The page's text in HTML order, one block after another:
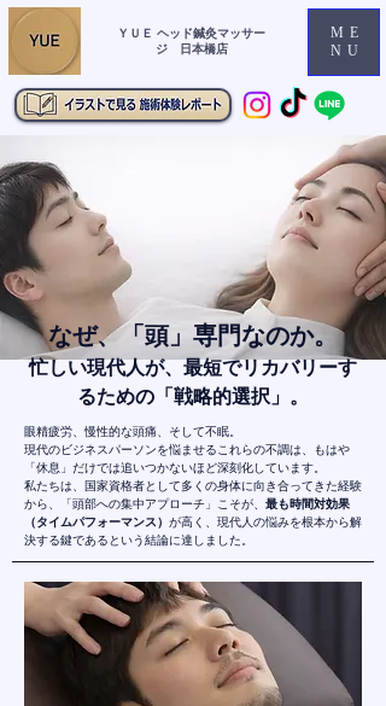
ＹＵＥ ヘッド鍼灸マッサー
ジ 日本橋店
ME
NU
なぜ、「頭」専門なのか。
忙しい現代人が、最短でリカバリーす
るための「戦略的選択」。
眼精疲労、慢性的な頭痛、そして不眠。
現代のビジネスパーソンを悩ませるこれらの不調は、もはや
「休息」だけでは追いつかないほど深刻化しています。
私たちは、国家資格者として多くの身体に向き合ってきた経験
から、「頭部への集中アプローチ」こそが、 最も時間対効果
（タイムパフォーマンス） が高く、現代人の悩みを根本から解
決する鍵であるという結論に達しました。